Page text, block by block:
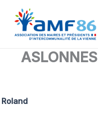
ASLONNES
Roland